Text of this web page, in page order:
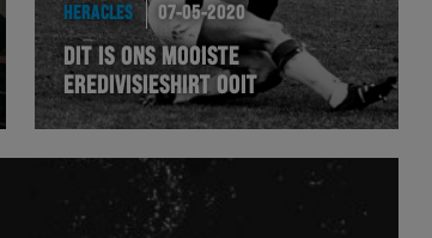
HERACLES 07-05-2020
DIT IS ONS MOOISTE
EREDIVISIESHIRT OOIT